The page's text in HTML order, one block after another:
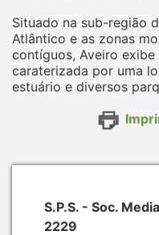
Situado na sub-região
Atlântico e as zonas
contíguos, Aveiro
caraterizada por uma
estuário e diversos
S.P.S. - Soc.
2229